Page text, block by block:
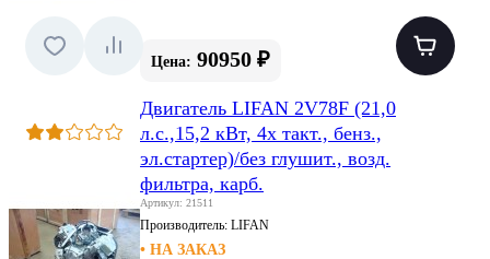
Цена: 90950 ₽
Двигатель LIFAN 2V78F (21,0
л.с.,15,2 кВт, 4х такт., бенз.,
эл.стартер)/без глушит., возд.
фильтра, карб.
Артикул: 21511
Производитель: LIFAN
• НА ЗАКАЗ